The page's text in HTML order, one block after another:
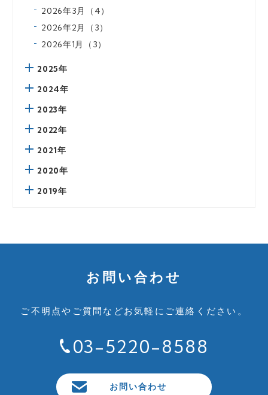
2026年3月（4）
2026年2月（3）
2026年1月（3）
2025年
2024年
2023年
2022年
2021年
2020年
2019年
お問い合わせ
ご不明点やご質問などお気軽にご連絡ください。
03-5220-8588
お問い合わせ